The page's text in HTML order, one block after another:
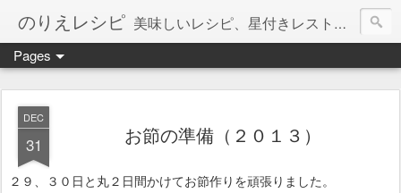
のりえレシピ 美味しいレシピ、星付きレストラン、絶品お取り寄せを紹介しています。
Pages
DEC
31 お節の準備（２０１３）
２９、３０日と丸２日間かけてお節作りを頑張りました。